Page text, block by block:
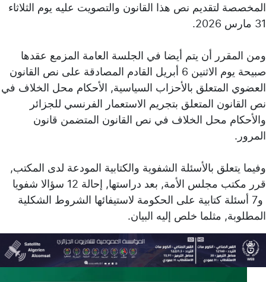
المخصصة لتقديم نص هذا القانون والتصويت عليه يوم الثلاثاء
31 مارس 2026.
ومن المقرر أن يتم أيضا في الجلسة العامة المزمع عقدها
صبيحة يوم الاثنين 6 أبريل القادم المصادقة على نص القانون
العضوي المتعلق بالأحزاب السياسية, الأحكام محل الخلاف في
نص القانون المتعلق بتجريم الاستعمار الفرنسي للجزائر
والأحكام محل الخلاف في نص القانون المتضمن قانون
المرور.
وفيما يتعلق بالأسئلة الشفوية والكتابية المودعة لدى المكتب,
قرر مكتب مجلس الأمة, بعد دراستها, إحالة 12 سؤالا شفويا
و7 أسئلة كتابية على الحكومة لاستيفائها الشروط الشكلية
المطلوبة, مثلما خلص إليه البيان.